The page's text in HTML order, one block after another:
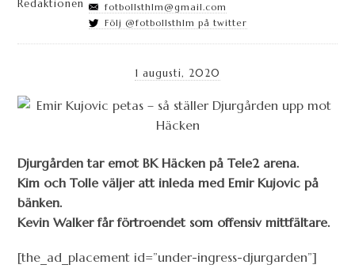
fotbollsthlm@gmail.com
Följ @fotbollsthlm på twitter
1 augusti, 2020
Djurgården tar emot BK Häcken på Tele2 arena.
Kim och Tolle väljer att inleda med Emir Kujovic på
bänken.
Kevin Walker får förtroendet som offensiv mittfältare.
[the_ad_placement id=”under-ingress-djurgarden”]